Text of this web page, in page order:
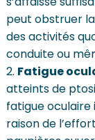
peut obstruer
des activités
conduite ou
Fatigue
atteints de
fatigue
raison de